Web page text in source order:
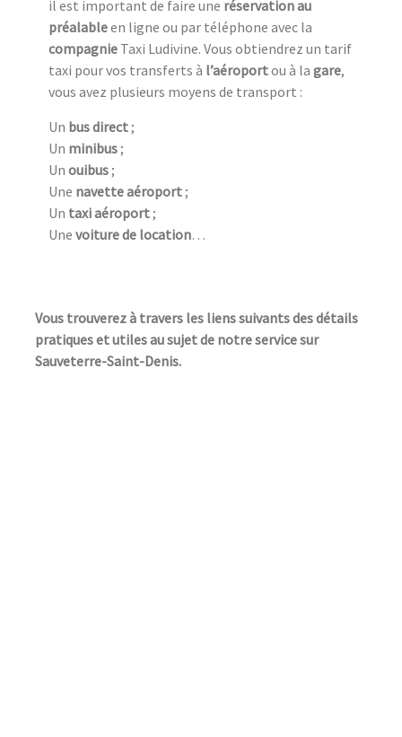
il est important de faire une réservation au
préalableen ligne ou par téléphone avec la
compagnie Taxi Ludivine. Vous obtiendrez un tarif
taxi pour vos transferts à l’aéroportou à la gare,
vous avez plusieurs moyens de transport :
Un bus direct;
Un minibus;
Un ouibus;
Une navette aéroport;
Un taxi aéroport;
Une voiture de location…
Vous trouverez à travers les liens suivants des détails
pratiques et utiles au sujet de notre service sur
Sauveterre-Saint-Denis.